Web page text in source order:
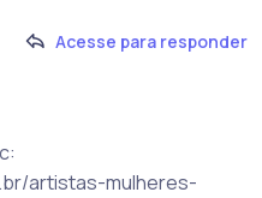
Acesse para responder
artistas-mulheres-